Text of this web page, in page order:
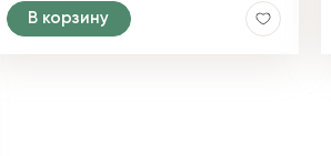
В корзину